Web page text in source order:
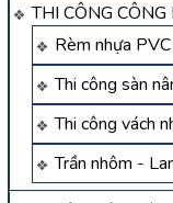
THI CÔNG CÔNG
Rèm nhựa
Thi công sàn
Thi công vách
Trần nhôm -